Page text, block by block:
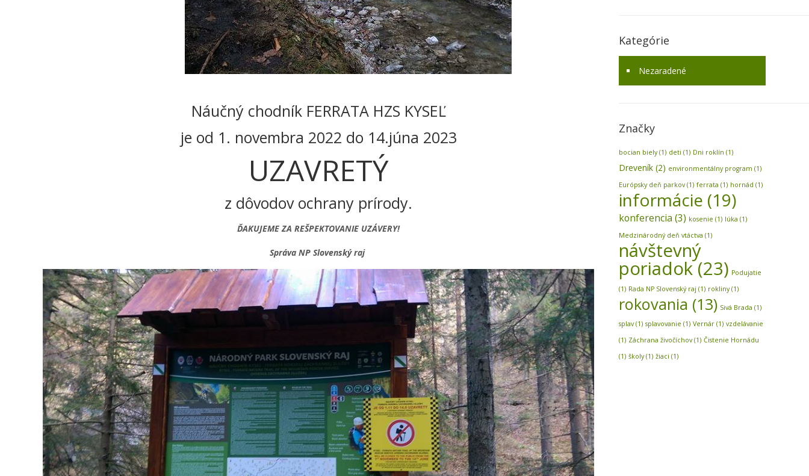
Náučný chodník FERRATA HZS KYSEĽ
je od 1. novembra 2022 do 14.júna 2023
UZAVRETÝ
z dôvodov ochrany prírody.
ĎAKUJEME ZA REŠPEKTOVANIE UZÁVERY!
Správa NP Slovenský raj
Kategórie
Nezaradené
Značky
bocian biely(1) deti (1) Dni roklín (1)
Dreveník(2) environmentálny program (1)
Európsky deň parkov(1) ferrata (1) hornád (1)
informácie (19)
konferencia (3) kosenie (1) lúka (1)
Medzinárodný deň vtáctva (1)
návštevný
poriadok(23) Podujatie
(1) Rada NP Slovenský raj (1) rokliny(1)
rokovania (13) Sivá Brada (1)
splav(1) splavovanie (1) Vernár(1) vzdelávanie
(1) Záchrana živočíchov(1) Čistenie Hornádu
(1) školy(1) žiaci (1)